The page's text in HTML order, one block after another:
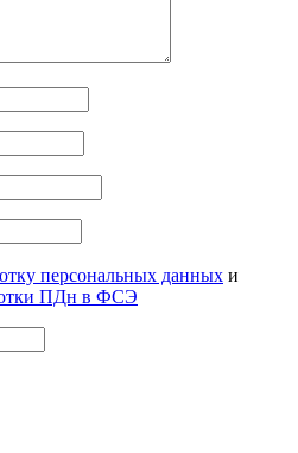
персональных данных и
ПДн в ФСЭ